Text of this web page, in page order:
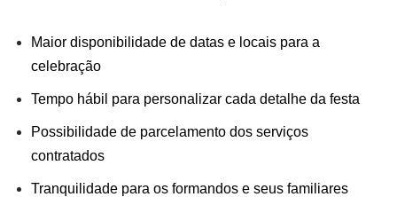
Maior disponibilidade de datas e locais para a
celebração
Tempo hábil para personalizar cada detalhe da festa
Possibilidade de parcelamento dos serviços
contratados
Tranquilidade para os formandos e seus familiares